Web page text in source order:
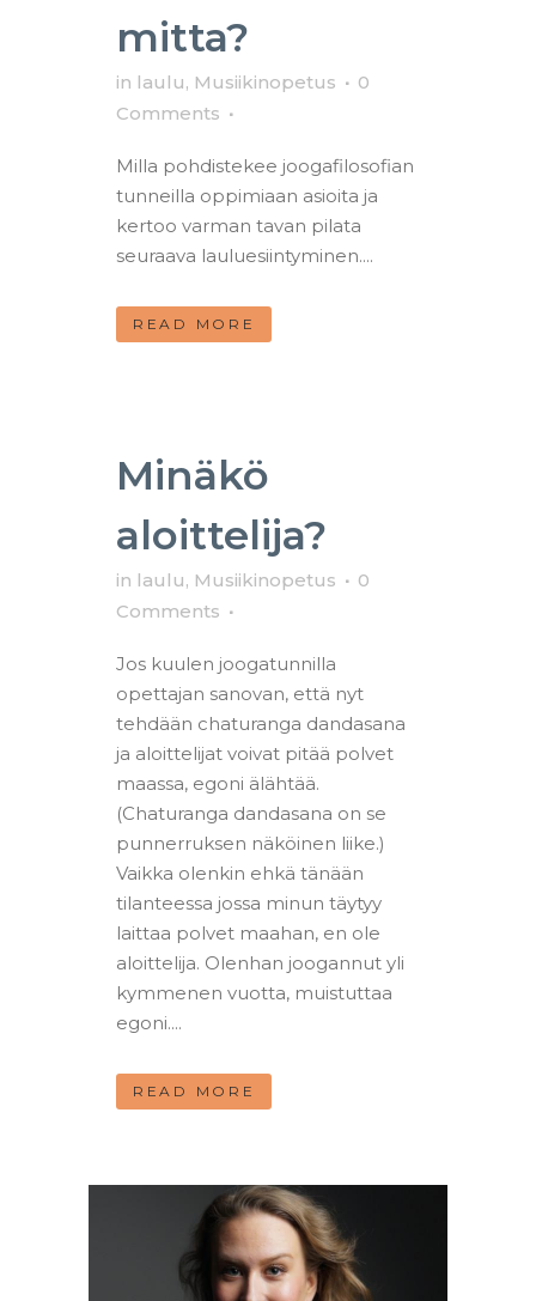
mitta?
in laulu, Musiikinopetus
0
Comments
Milla pohdistekee joogafilosofian
tunneilla oppimiaan asioita ja
kertoo varman tavan pilata
seuraava lauluesiintyminen....
READ MORE
Minäkö
aloittelija?
in laulu, Musiikinopetus
0
Comments
Jos kuulen joogatunnilla
opettajan sanovan, että nyt
tehdään chaturanga dandasana
ja aloittelijat voivat pitää polvet
maassa, egoni älähtää.
(Chaturanga dandasana on se
punnerruksen näköinen liike.)
Vaikka olenkin ehkä tänään
tilanteessa jossa minun täytyy
laittaa polvet maahan, en ole
aloittelija. Olenhan joogannut yli
kymmenen vuotta, muistuttaa
egoni....
READ MORE